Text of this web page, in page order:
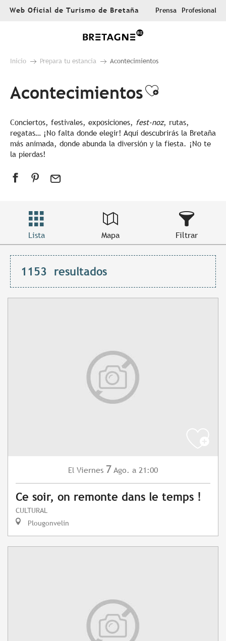
AllerWeb Oficial de Turismo de Bretaña Prensa Profesional
Inicio Prepara tu estancia Acontecimientos
AcontecimientosAjouter
Conciertos, festivales, exposiciones, fest-noz, rutas,
regatas… ¡No falta donde elegir! Aquí descubrirás la Bretaña
más animada, donde abunda la diversión y la fiesta. ¡No te
la pierdas!
Lista Mapa Filtrar
1153 resultados
El Viernes 7 Ago. a 21:00
Ce soir, on remonte dans le temps !
CULTURAL
Plougonvelin